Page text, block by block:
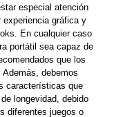
especial atención
gráfica y
En cualquier caso
portátil sea capaz de
que los
debemos
características que
longevidad, debido
diferentes juegos o